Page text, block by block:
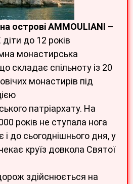
острові AMMOULIANI –
до 12 років
монастирська
складає спільноту із 20
монастирів під
патріархату. На
років не ступала нога
і до сьогоднішнього дня, у
круїз довкола Святої
здійснюється на